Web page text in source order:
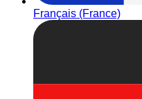
Français (France)